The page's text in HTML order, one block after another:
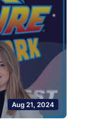
Aug 21, 2024